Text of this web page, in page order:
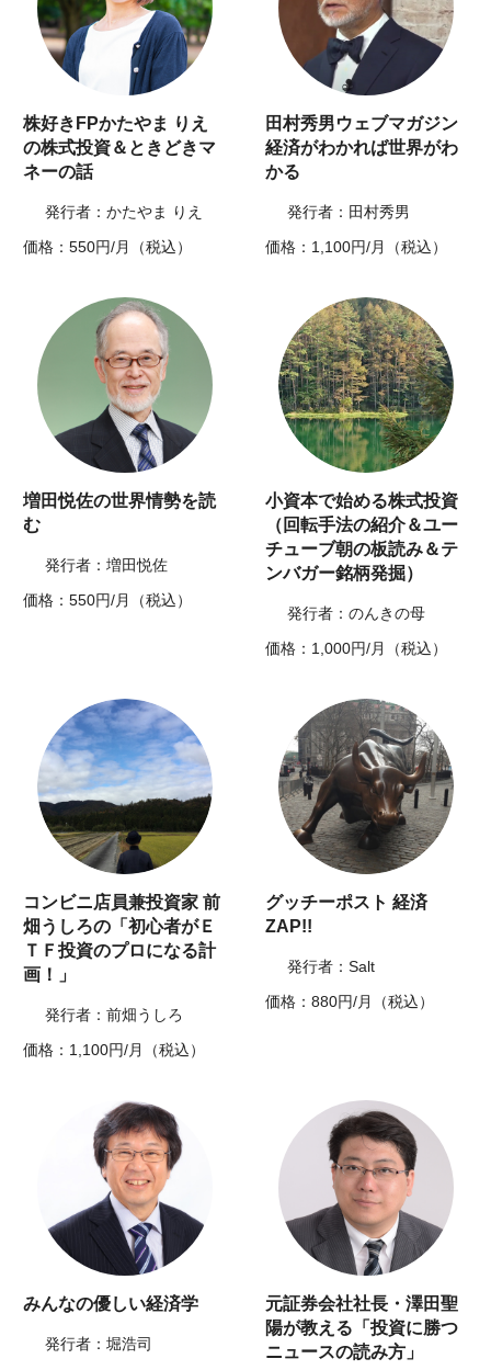
株好きFPかたやま りえ
の株式投資＆ときどきマ
ネーの話
発行者：かたやま りえ
価格：550円/月（税込）
田村秀男ウェブマガジン
経済がわかれば世界がわ
かる
発行者：田村秀男
価格：1,100円/月（税込）
増田悦佐の世界情勢を読
む
発行者：増田悦佐
価格：550円/月（税込）
小資本で始める株式投資
（回転手法の紹介＆ユー
チューブ朝の板読み＆テ
ンバガー銘柄発掘）
発行者：のんきの母
価格：1,000円/月（税込）
コンビニ店員兼投資家 前
畑うしろの「初心者がＥ
ＴＦ投資のプロになる計
画！」
発行者：前畑うしろ
価格：1,100円/月（税込）
グッチーポスト 経済
ZAP!!
発行者：Salt
価格：880円/月（税込）
みんなの優しい経済学
発行者：堀浩司
元証券会社社長・澤田聖
陽が教える「投資に勝つ
ニュースの読み方」